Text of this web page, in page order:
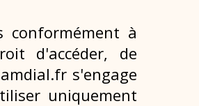
conformément à
d'accéder, de
s'engage
uniquement